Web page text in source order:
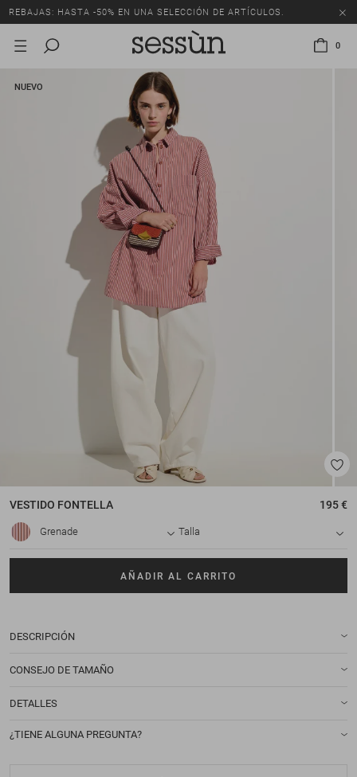
REBAJAS: HASTA -50% EN UNA SELECCIÓN DE ARTÍCULOS.
0
NUEVO
VESTIDO FONTELLA 195 €
Grenade Talla
AÑADIR AL CARRITO
DESCRIPCIÓN
CONSEJO DE TAMAÑO
DETALLES
¿TIENE ALGUNA PREGUNTA?